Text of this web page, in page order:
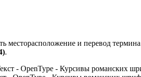
месторасположение и перевод термина
.